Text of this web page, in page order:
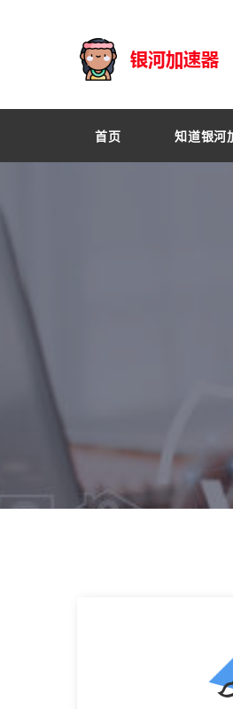
首页 知道银河